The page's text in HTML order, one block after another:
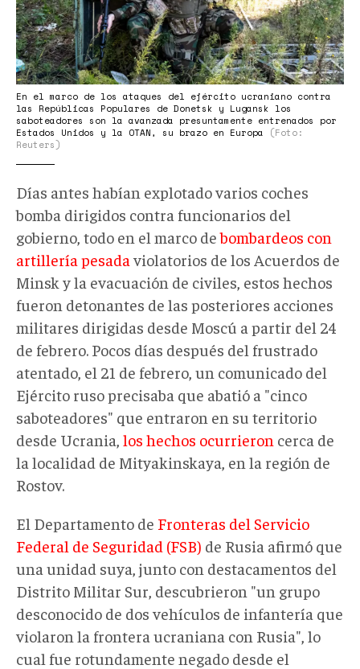
En el marco de los ataques del ejército ucraniano contra
las Repúblicas Populares de Donetsk y Lugansk los
saboteadores son la avanzada presuntamente entrenados por
Estados Unidos y la OTAN, su brazo en Europa
(Foto:
Reuters)
Días antes habían explotado varios coches
bomba dirigidos contra funcionarios del
gobierno, todo en el marco debombardeos con
artillería pesada violatorios de los Acuerdos de
Minsk y la evacuación de civiles, estos hechos
fueron detonantes de las posteriores acciones
militares dirigidas desde Moscú a partir del 24
de febrero. Pocos días después del frustrado
atentado, el 21 de febrero, un comunicado del
Ejército ruso precisaba que abatió a "cinco
saboteadores" que entraron en su territorio
desde Ucrania, los hechos ocurrieron cerca de
la localidad de Mityakinskaya, en la región de
Rostov.
El Departamento de Fronteras del Servicio
Federal de Seguridad (FSB) de Rusia afirmó que
una unidad suya, junto con destacamentos del
Distrito Militar Sur, descubrieron "un grupo
desconocido de dos vehículos de infantería que
violaron la frontera ucraniana con Rusia", lo
cual fue rotundamente negado desde el